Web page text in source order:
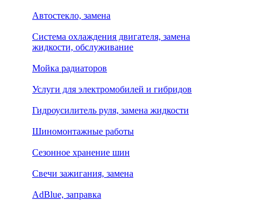
Автостекло, замена
Система охлаждения двигателя, замена
жидкости, обслуживание
Мойка радиаторов
Услуги для электромобилей и гибридов
Гидроусилитель руля, замена жидкости
Шиномонтажные работы
Сезонное хранение шин
Свечи зажигания, замена
AdBlue, заправка